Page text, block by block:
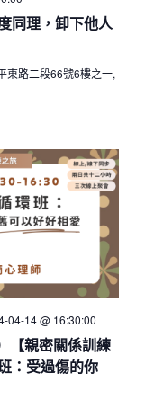
同理，卸下他人
東路二段66號6樓之一,
【親密關係訓練
：受過傷的你
04-14 @ 16:30:00